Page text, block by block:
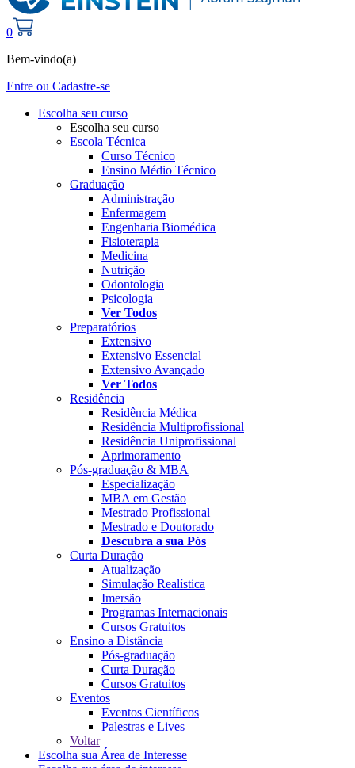
0
Bem-vindo(a)
Entre ou Cadastre-se
Escolha seu curso
Escolha seu curso
Escola Técnica
Curso Técnico
Ensino Médio Técnico
Graduação
Administração
Enfermagem
Engenharia Biomédica
Fisioterapia
Medicina
Nutrição
Odontologia
Psicologia
Ver Todos
Preparatórios
Extensivo
Extensivo Essencial
Extensivo Avançado
Ver Todos
Residência
Residência Médica
Residência Multiprofissional
Residência Uniprofissional
Aprimoramento
Pós-graduação & MBA
Especialização
MBA em Gestão
Mestrado Profissional
Mestrado e Doutorado
Descubra a sua Pós
Curta Duração
Atualização
Simulação Realística
Imersão
Programas Internacionais
Cursos Gratuitos
Ensino a Distância
Pós-graduação
Curta Duração
Cursos Gratuitos
Eventos
Eventos Científicos
Palestras e Lives
Voltar
Escolha sua Área de Interesse